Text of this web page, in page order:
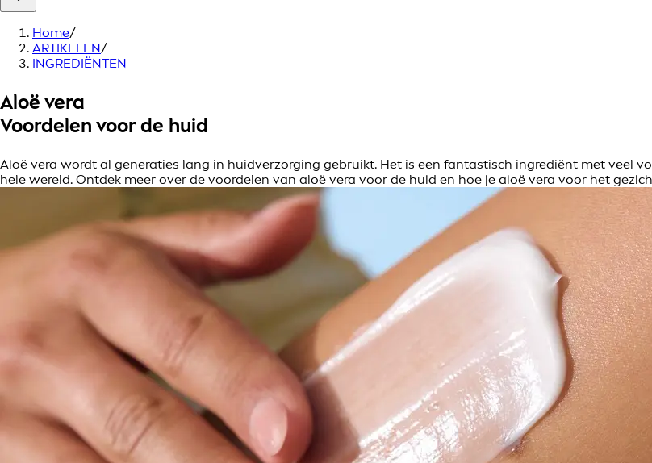
Home/
ARTIKELEN/
INGREDIËNTEN
Aloë vera
Voordelen voor de huid
Aloë vera wordt al generaties lang in huidverzorging gebruikt. Het is een fantastisch ingrediënt met veel
hele wereld. Ontdek meer over de voordelen van aloë vera voor de huid en hoe je aloë vera voor het